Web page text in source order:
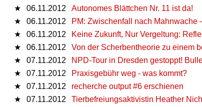
★
06.11.2012
Autonomes Blättchen Nr. 11 ist da!
★
06.11.2012
PM: Zwischenfall nach Mahnwache
★
06.11.2012
Keine Zukunft, Nur Vergeltung:
★
06.11.2012
Von der Scherbentheorie zu einem
★
07.11.2012
NPD-Tour in Dresden gestoppt!
★
07.11.2012
Praxisgebühr weg - was kommt?
★
07.11.2012
recherche output #6 erschienen
★
07.11.2012
Tierbefreiungsaktivistin Heather